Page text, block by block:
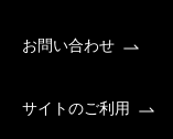
お問い合わせ
サイトのご利用